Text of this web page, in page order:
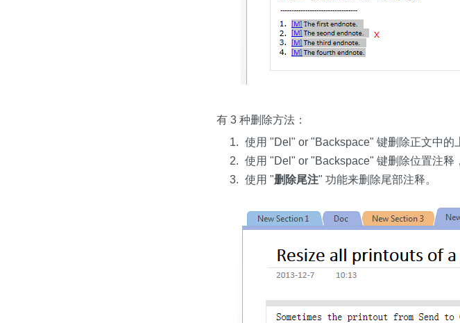
有 3 种删除方法：
使用 "Del" or "Backspace" 键删除正文中的
使用 "Del" or "Backspace" 键删除位置注释
使用 "删除尾注" 功能来删除尾部注释。